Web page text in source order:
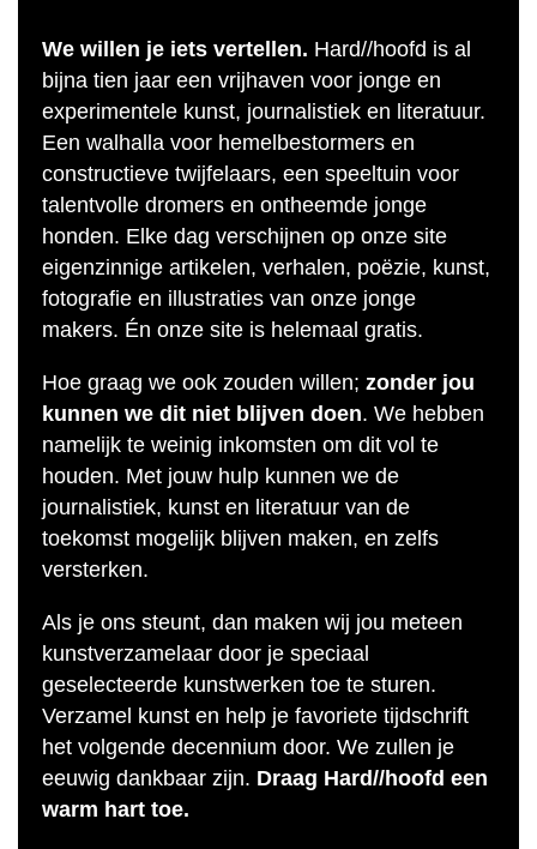
We willen je iets vertellen. Hard//hoofd is al
bijna tien jaar een vrijhaven voor jonge en
experimentele kunst, journalistiek en literatuur.
Een walhalla voor hemelbestormers en
constructieve twijfelaars, een speeltuin voor
talentvolle dromers en ontheemde jonge
honden. Elke dag verschijnen op onze site
eigenzinnige artikelen, verhalen, poëzie, kunst,
fotografie en illustraties van onze jonge
makers. Én onze site is helemaal gratis.
Hoe graag we ook zouden willen; zonder jou
kunnen we dit niet blijven doen. We hebben
namelijk te weinig inkomsten om dit vol te
houden. Met jouw hulp kunnen we de
journalistiek, kunst en literatuur van de
toekomst mogelijk blijven maken, en zelfs
versterken.
Als je ons steunt, dan maken wij jou meteen
kunstverzamelaar door je speciaal
geselecteerde kunstwerken toe te sturen.
Verzamel kunst en help je favoriete tijdschrift
het volgende decennium door. We zullen je
eeuwig dankbaar zijn. Draag Hard//hoofd een
warm hart toe.